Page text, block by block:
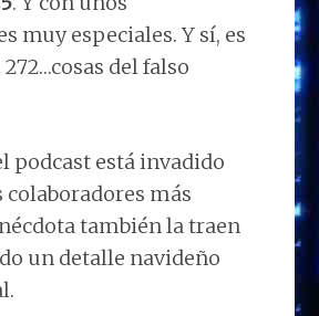
muy especiales. Y sí, es
272…cosas del falso
podcast está invadido
colaboradores más
también la traen
un detalle navideño